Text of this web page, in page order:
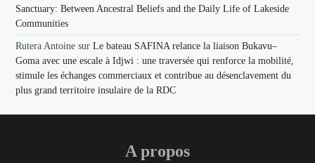
Sanctuary: Between Ancestral Beliefs and the Daily Life of Lakeside
Communities
Rutera Antoine surLe bateau SAFINA relance la liaison Bukavu–
Goma avec une escale à Idjwi : une traversée qui renforce la mobilité,
stimule les échanges commerciaux et contribue au désenclavement du
plus grand territoire insulaire de la RDC
A propos